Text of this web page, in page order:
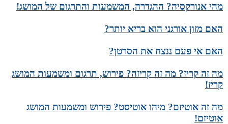
מהי אנורקסיה? ההגדרה, המשמעות והתרגום של המושג!
האם מזון אורגני הוא בריא יותר?
האם אי פעם ננצח את הסרטן?
מה זה קריז? מה זה קריזה? פירוש, תרגום ומשמעות המושג
קריז!
מה זה אוטיזם? מיהו אוטיסט? פירוש ומשמעות המושג
אוטיזם!